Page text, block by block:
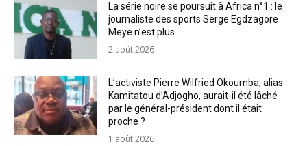
La série noire se poursuit à Africa n°1 : le
journaliste des sports Serge Egdzagore
Meye n’est plus
2 août 2026
L’activiste Pierre Wilfried Okoumba, alias
Kamitatou d’Adjogho, aurait-il été lâché
par le général-président dont il était
proche ?
1 août 2026